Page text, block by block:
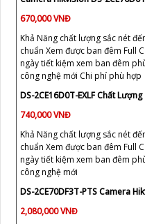
670,000 VNĐ
Khả Năng chất lượng sắc nét
chuẩn Xem được ban đêm Full
ngày tiết kiệm xem ban đêm
công nghệ mới Chi phí phù hợp
DS-2CE16D0T-EXLF Chất
740,000 VNĐ
Khả Năng chất lượng sắc nét
chuẩn Xem được ban đêm Full
ngày tiết kiệm xem ban đêm
công nghệ mới
DS-2CE70DF3T-PTS Camera
2,080,000 VNĐ